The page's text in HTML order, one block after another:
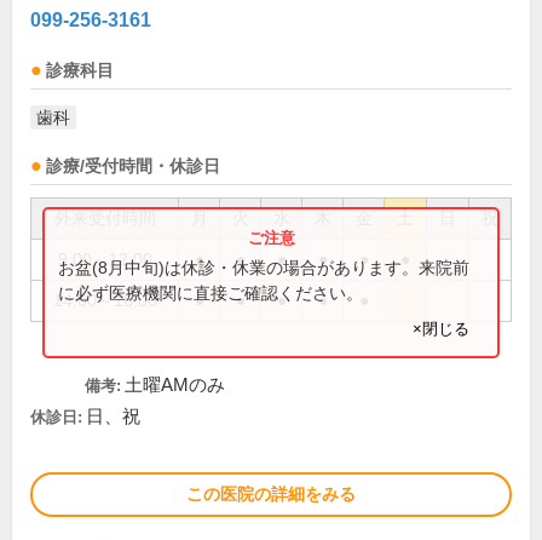
099-256-3161
診療科目
歯科
診療/受付時間・休診日
祝
9:00～12:00 ● ● ● ● ●
14:00～18:00 ● ● ● ●
お盆(8月中旬)は休診・休業の場合があります。来院前
に必ず医療機関に直接ご確認ください。
×閉じる
備考: 土曜AMのみ
休診日: 日、祝
この医院の詳細をみる